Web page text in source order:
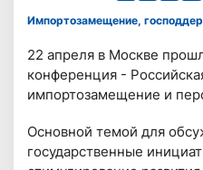
Импортозамещение,
22 апреля в Москве
конференция -
импортозамещение и
Основной темой для
государственные